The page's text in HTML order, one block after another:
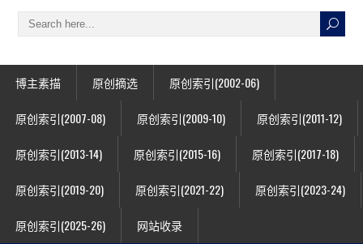
博主素描 原创摘选 原创索引(2002-06)
原创索引(2007-08) 原创索引(2009-10) 原创索引(2011-12)
原创索引(2013-14) 原创索引(2015-16) 原创索引(2017-18)
原创索引(2019-20) 原创索引(2021-22) 原创索引(2023-24)
原创索引(2025-26) 网站收录